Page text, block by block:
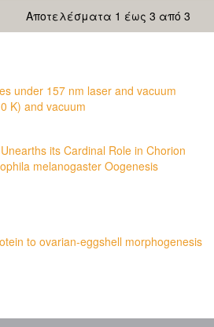
Αποτελέσματα 1 έως 3 από 3
under 157 nm laser and vacuum
K) and vacuum
its Cardinal Role in Chorion
melanogaster Oogenesis
to ovarian-eggshell morphogenesis